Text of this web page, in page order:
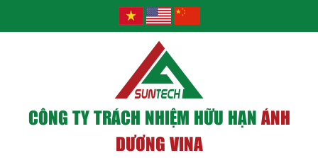
CÔNG TY TRÁCH NHIỆM HỮU HẠNÁNH
DƯƠNG VINA